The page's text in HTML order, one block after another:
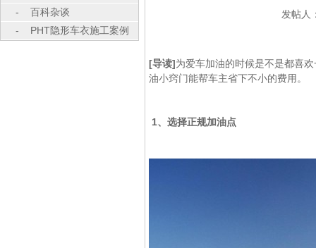
- 百科杂谈
- PHT隐形车衣施工案例
发帖人
[导读]为爱车加油的时候是不是都喜
油小窍门能帮车主省下不小的费用。
1、选择正规加油点